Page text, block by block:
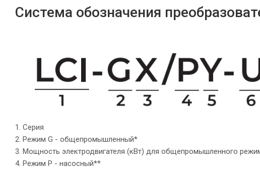
Система обозначения
1. Серия
2. Режим G - общепромышленный*
3. Мощность электродвигателя (кВт) для общепромышленного
4. Режим P - насосный**